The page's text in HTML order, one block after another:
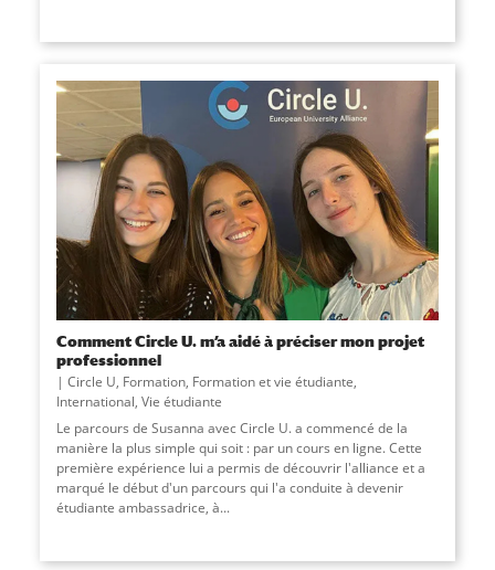
Comment Circle U. m’a aidé à préciser mon projet
professionnel
Circle U, Formation, Formation et vie étudiante,
International, Vie étudiante
Le parcours de Susanna avec Circle U. a commencé de la
manière la plus simple qui soit : par un cours en ligne. Cette
première expérience lui a permis de découvrir l'alliance et a
marqué le début d'un parcours qui l'a conduite à devenir
étudiante ambassadrice, à...